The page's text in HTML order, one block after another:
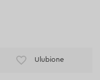
Ulubione